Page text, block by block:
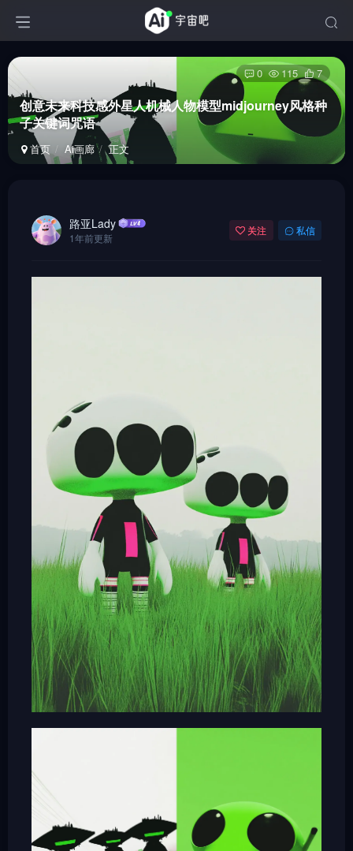
创意未来科技感外星人机械人物模型midjourney风格种
子关键词咒语
首页 Ai画廊 正文
0 115 7
路亚Lady
1年前更新
关注 私信